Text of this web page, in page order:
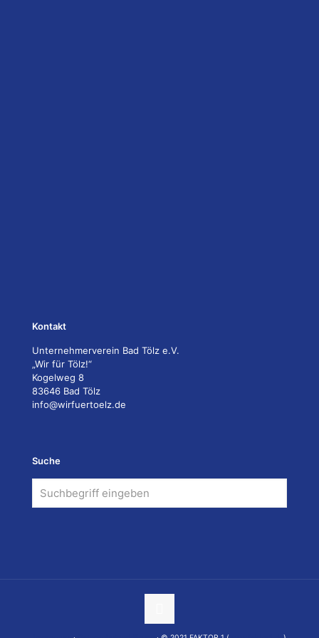
Kontakt
Unternehmerverein Bad Tölz e.V.
„Wir für Tölz!“
Kogelweg 8
83646 Bad Tölz
info@wirfuertoelz.de
Suche